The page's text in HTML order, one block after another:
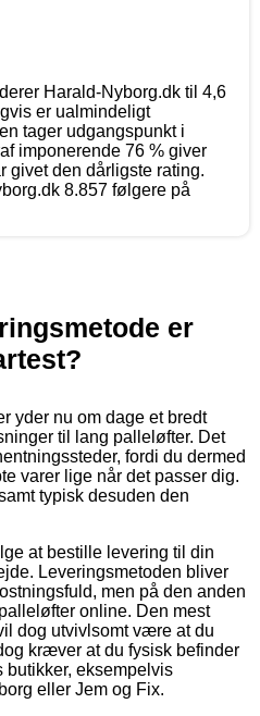
Harald-Nyborg.dk til 4,6
er ualmindeligt
tager udgangspunkt i
imponerende 76 % giver
givet den dårligste rating.
8.857 følgere på
er
yder nu om dage et bredt
til lang palleløfter. Det
fordi du dermed
varer lige når det passer dig.
typisk desuden den
at bestille levering til din
Leveringsmetoden bliver
men på den anden
online. Den mest
dog utvivlsomt være at du
kræver at du fysisk befinder
eksempelvis
eller Jem og Fix.